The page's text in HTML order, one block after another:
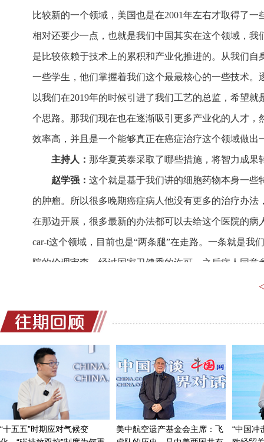
比较新的一个领域，美国也是在2001年左右才取得了
相对还要少一点，也就是我们中国其实在这个领域，
是比较依赖于技术上的累积和产业化推进的。从我们
一些学生，他们掌握着我们这个最最核心的一些技术
以我们在2019年的时候引进了我们工艺的总监，希望就
个思路。那我们现在也在逐渐吸引更多产业化的人才
效率高，并且是一个能够真正在癌症治疗这个领域做出
主持人： 那华夏英泰采取了哪些措施，将智力成果
赵学强： 这个就是基于我们讲的细胞药物本身一
的肿瘤。所以很多晚期癌症病人他没有更多的治疗办
在那边开展，很多最新的办法都可以去给这个医院的
car-t这个领域，目前也是“两条腿”在走路。一条就是
院的伦理审查，经过国家卫健委的许可，之后病人同
尝试这样一个新的疗法去进行治疗。那在这个前提情
观、安全、有效的，然后通过这种所谓叫探索性临床
来我们就会去做我们所谓的这个药物的一期临床申报
们基本上在两年以内做过近百例的病人都可以直接就
现了。所以对我们自己来说，其实我们华夏英泰更大
殊的一种手段去拿到很好的临床数据，然后进一步去
主持人： 在与国内外医疗科研机构，以及生物医